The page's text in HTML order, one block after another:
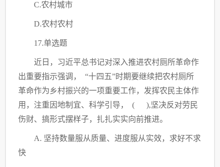
C.农村城市
D.农村农村
17.单选题
近日，习近平总书记对深入推进农村厕所革命作
出重要指示强调，
“十四五”时期要继续把农村厕所
革命作为乡村振兴的一项重要工作，发挥农民主体作
用，注重因地制宜、科学引导， ( ),坚决反对劳民
伤财、搞形式摆样子，扎扎实实向前推进。
A. 坚持数量服从质量、进度服从实效，求好不求
快